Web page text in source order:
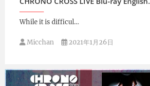
While it is difficul…
Micchan 2021年1月26日